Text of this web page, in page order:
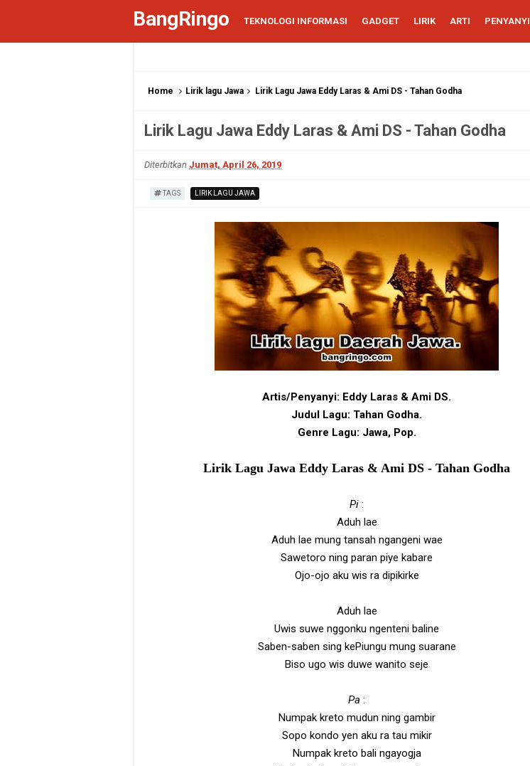
BangRingo TEKNOLOGI INFORMASI GADGET LIRIK ARTI PENYANYI
Home Lirik lagu Jawa Lirik Lagu Jawa Eddy Laras & Ami DS - Tahan Godha
Lirik Lagu Jawa Eddy Laras & Ami DS - Tahan Godha
Diterbitkan Jumat, April 26, 2019
TAGS LIRIK LAGU JAWA
Artis/Penyanyi: Eddy Laras & Ami DS.
Judul Lagu: Tahan Godha.
Genre Lagu: Jawa, Pop.
Lirik Lagu Jawa Eddy Laras & Ami DS - Tahan Godha
Pi :
Aduh lae
Aduh lae mung tansah ngangeni wae
Sawetoro ning paran piye kabare
Ojo-ojo aku wis ra dipikirke
Aduh lae
Uwis suwe nggonku ngenteni baline
Saben-saben sing kePiungu mung suarane
Biso ugo wis duwe wanito seje
Pa :
Numpak kreto mudun ning gambir
Sopo kondo yen aku ra tau mikir
Numpak kreto bali ngayogja